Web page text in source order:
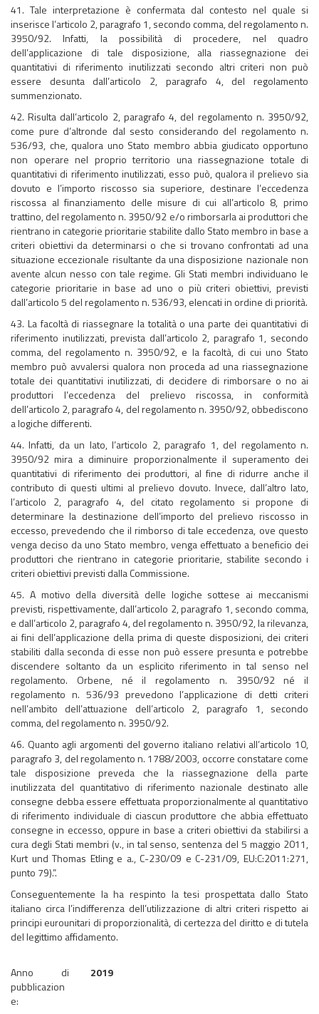
41. Tale interpretazione è confermata dal contesto nel quale si
inserisce l’articolo 2, paragrafo 1, secondo comma, del regolamento n.
3950/92. Infatti, la possibilità di procedere, nel quadro
dell’applicazione di tale disposizione, alla riassegnazione dei
quantitativi di riferimento inutilizzati secondo altri criteri non può
essere desunta dall’articolo 2, paragrafo 4, del regolamento
summenzionato.
42. Risulta dall’articolo 2, paragrafo 4, del regolamento n. 3950/92,
come pure d’altronde dal sesto considerando del regolamento n.
536/93, che, qualora uno Stato membro abbia giudicato opportuno
non operare nel proprio territorio una riassegnazione totale di
quantitativi di riferimento inutilizzati, esso può, qualora il prelievo sia
dovuto e l’importo riscosso sia superiore, destinare l’eccedenza
riscossa al finanziamento delle misure di cui all’articolo 8, primo
trattino, del regolamento n. 3950/92 e/o rimborsarla ai produttori che
rientrano in categorie prioritarie stabilite dallo Stato membro in base a
criteri obiettivi da determinarsi o che si trovano confrontati ad una
situazione eccezionale risultante da una disposizione nazionale non
avente alcun nesso con tale regime. Gli Stati membri individuano le
categorie prioritarie in base ad uno o più criteri obiettivi, previsti
dall’articolo 5 del regolamento n. 536/93, elencati in ordine di priorità.
43. La facoltà di riassegnare la totalità o una parte dei quantitativi di
riferimento inutilizzati, prevista dall’articolo 2, paragrafo 1, secondo
comma, del regolamento n. 3950/92, e la facoltà, di cui uno Stato
membro può avvalersi qualora non proceda ad una riassegnazione
totale dei quantitativi inutilizzati, di decidere di rimborsare o no ai
produttori l’eccedenza del prelievo riscossa, in conformità
dell’articolo 2, paragrafo 4, del regolamento n. 3950/92, obbediscono
a logiche differenti.
44. Infatti, da un lato, l’articolo 2, paragrafo 1, del regolamento n.
3950/92 mira a diminuire proporzionalmente il superamento dei
quantitativi di riferimento dei produttori, al fine di ridurre anche il
contributo di questi ultimi al prelievo dovuto. Invece, dall’altro lato,
l’articolo 2, paragrafo 4, del citato regolamento si propone di
determinare la destinazione dell’importo del prelievo riscosso in
eccesso, prevedendo che il rimborso di tale eccedenza, ove questo
venga deciso da uno Stato membro, venga effettuato a beneficio dei
produttori che rientrano in categorie prioritarie, stabilite secondo i
criteri obiettivi previsti dalla Commissione.
45. A motivo della diversità delle logiche sottese ai meccanismi
previsti, rispettivamente, dall’articolo 2, paragrafo 1, secondo comma,
e dall’articolo 2, paragrafo 4, del regolamento n. 3950/92, la rilevanza,
ai fini dell’applicazione della prima di queste disposizioni, dei criteri
stabiliti dalla seconda di esse non può essere presunta e potrebbe
discendere soltanto da un esplicito riferimento in tal senso nel
regolamento. Orbene, né il regolamento n. 3950/92 né il
regolamento n. 536/93 prevedono l’applicazione di detti criteri
nell’ambito dell’attuazione dell’articolo 2, paragrafo 1, secondo
comma, del regolamento n. 3950/92.
46. Quanto agli argomenti del governo italiano relativi all’articolo 10,
paragrafo 3, del regolamento n. 1788/2003, occorre constatare come
tale disposizione preveda che la riassegnazione della parte
inutilizzata del quantitativo di riferimento nazionale destinato alle
consegne debba essere effettuata proporzionalmente al quantitativo
di riferimento individuale di ciascun produttore che abbia effettuato
consegne in eccesso, oppure in base a criteri obiettivi da stabilirsi a
cura degli Stati membri (v., in tal senso, sentenza del 5 maggio 2011,
Kurt und Thomas Etling e a., C-230/09 e C-231/09, EU:C:2011:271,
punto 79).”.
Conseguentemente la ha respinto la tesi prospettata dallo Stato
italiano circa l’indifferenza dell’utilizzazione di altri criteri rispetto ai
principi eurounitari di proporzionalità, di certezza del diritto e di tutela
del legittimo affidamento.
Anno di
pubblicazion
e:
2019